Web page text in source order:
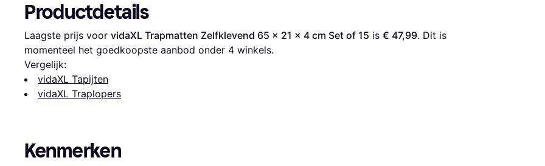
Productdetails
Laagste prijs voor vidaXL Trapmatten Zelfklevend 65 x 21 x 4 cm Set of 15 is € 47,99. Dit is
momenteel het goedkoopste aanbod onder 4 winkels.
Vergelijk:
vidaXL Tapijten
vidaXL Traplopers
Kenmerken